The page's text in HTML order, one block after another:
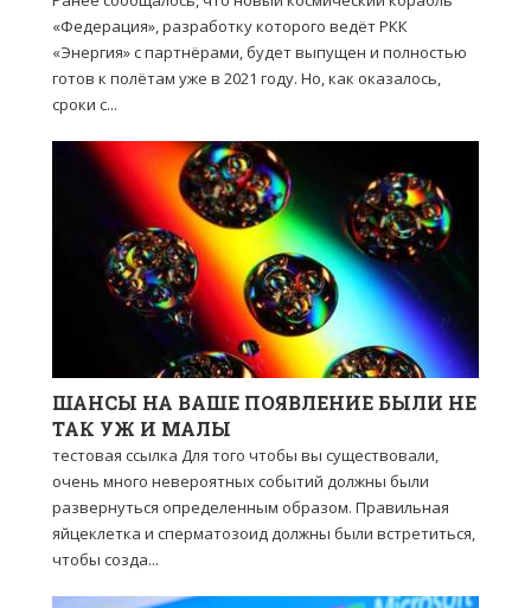
«Федерация», разработку которого ведёт РКК
«Энергия» с партнёрами, будет выпущен и полностью
готов к полётам уже в 2021 году. Но, как оказалось,
сроки с...
ШАНСЫ НА ВАШЕ ПОЯВЛЕНИЕ БЫЛИ НЕ
ТАК УЖ И МАЛЫ
тестовая ссылка Для того чтобы вы существовали,
очень много невероятных событий должны были
развернуться определенным образом. Правильная
яйцеклетка и сперматозоид должны были встретиться,
чтобы созда...